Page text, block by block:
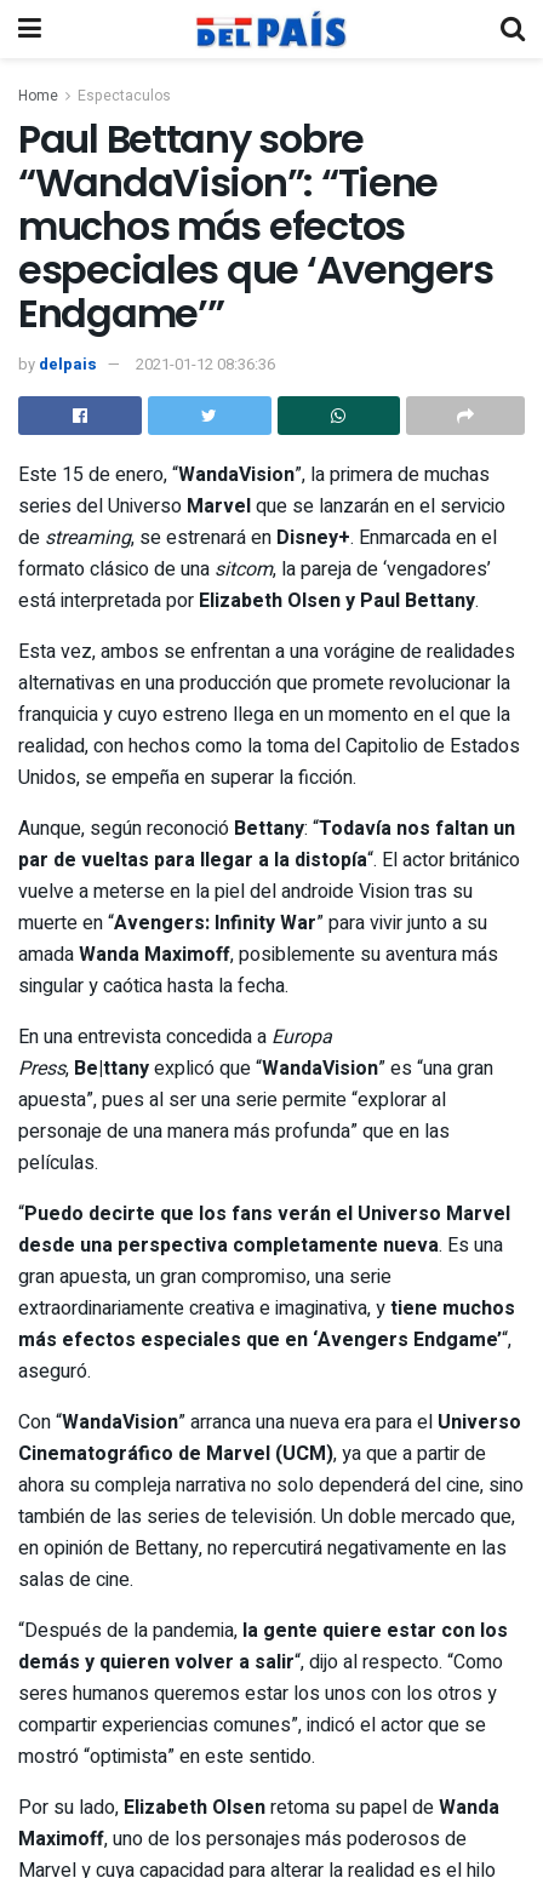
Home Espectaculos
Paul Bettany sobre
“WandaVision”: “Tiene
muchos más efectos
especiales que ‘Avengers
Endgame’”
by delpais 2021-01-12 08:36:36
Este 15 de enero, “WandaVision”, la primera de muchas
series del Universo Marvelque se lanzarán en el servicio
de streaming, se estrenará en Disney+. Enmarcada en el
formato clásico de una sitcom, la pareja de ‘vengadores’
está interpretada por Elizabeth Olsen y Paul Bettany.
Esta vez, ambos se enfrentan a una vorágine de realidades
alternativas en una producción que promete revolucionar la
franquicia y cuyo estreno llega en un momento en el que la
realidad, con hechos como la toma del Capitolio de Estados
Unidos, se empeña en superar la ficción.
Aunque, según reconoció Bettany: “Todavía nos faltan un
par de vueltas para llegar a la distopía“. El actor británico
vuelve a meterse en la piel del androide Vision tras su
muerte en “Avengers: Infinity War” para vivir junto a su
amadaWanda Maximoff, posiblemente su aventura más
singular y caótica hasta la fecha.
En una entrevista concedida a Europa
Press, Be|ttanyexplicó que “WandaVision” es “una gran
apuesta”, pues al ser una serie permite “explorar al
personaje de una manera más profunda” que en las
películas.
“Puedo decirte que los fans verán el Universo Marvel
desde una perspectiva completamente nueva. Es una
gran apuesta, un gran compromiso, una serie
extraordinariamente creativa e imaginativa, ytiene muchos
más efectos especiales que en ‘Avengers Endgame’“,
aseguró.
Con “WandaVision” arranca una nueva era para el Universo
Cinematográfico de Marvel (UCM), ya que a partir de
ahora su compleja narrativa no solo dependerá del cine, sino
también de las series de televisión. Un doble mercado que,
en opinión de Bettany, no repercutirá negativamente en las
salas de cine.
“Después de la pandemia, la gente quiere estar con los
demás y quieren volver a salir“, dijo al respecto. “Como
seres humanos queremos estar los unos con los otros y
compartir experiencias comunes”, indicó el actor que se
mostró “optimista” en este sentido.
Por su lado, Elizabeth Olsenretoma su papel deWanda
Maximoff, uno de los personajes más poderosos de
Marvel y cuya capacidad para alterar la realidad es el hilo